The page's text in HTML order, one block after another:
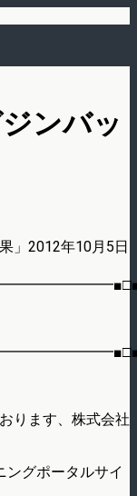
ンバッ
」2012年10月5日
ります、株式会社
グポータルサイ